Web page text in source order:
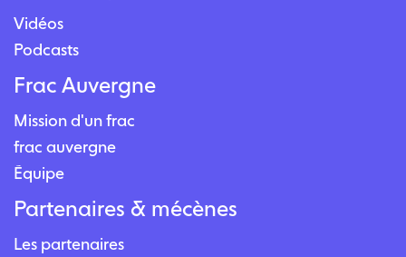
Vidéos
Podcasts
Frac Auvergne
Mission d'un frac
frac auvergne
Équipe
Partenaires & mécènes
Les partenaires